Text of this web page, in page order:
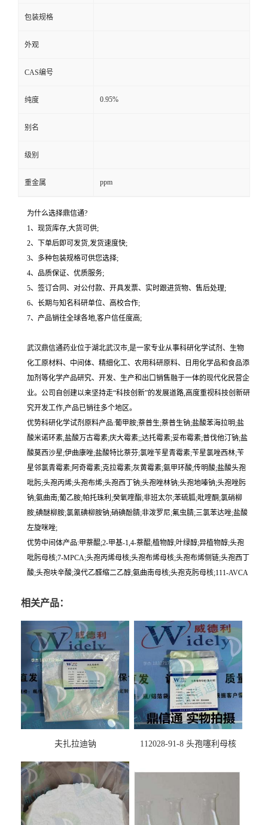
包装规格
外观
CAS编号
纯度 0.95%
别名
级别
重金属 ppm
为什么选择鼎信通?
1、现货库存,大货可供;
2、下单后即可发货,发货速度快;
3、多种包装规格可供您选择;
4、品质保证、优质服务;
5、签订合同、对公付款、开具发票、实时跟进货物、售后处理;
6、长期与知名科研单位、高校合作;
7、产品销往全球各地,客户信任度高;
武汉鼎信通药业位于湖北武汉市,是一家专业从事科研化学试剂、生物
化工原材料、中间体、精细化工、农用科研原料、日用化学品和食品添
加剂等化学产品研究、开发、生产和出口销售融于一体的现代化民营企
业。公司自创建以来坚持走“科技创新”的发展道路,高度重视科技创新研
究开发工作,产品已销往多个地区。
优势科研化学试剂原料产品:葡甲胺;萘普生;萘普生钠;盐酸苯海拉明;盐
酸米诺环素,盐酸万古霉素;庆大霉素;;达托霉素;妥布霉素;普伐他汀钠;盐
酸莫西沙星;伊曲康唑;盐酸特比萘芬;氯唑苄星青霉素;苄星氯唑西林;苄
星邻氯青霉素;阿奇霉素;克拉霉素;灰黄霉素;氨甲环酸;传明酸;盐酸头孢
吡肟;头孢丙烯;头孢布烯;头孢西丁钠;头孢唑林钠;头孢地嗪钠;头孢唑肟
钠;氨曲南;葡乙胺;帕托珠利;癸氧喹酯;非班太尔;苯硫胍;吡喹酮;氯硝柳
胺;碘醚柳胺;氯氰碘柳胺钠;硝碘酚腈;非泼罗尼;氟虫腈;三氯苯达唑;盐酸
左旋咪唑;
优势中间体产品:甲萘醌;2-甲基-1,4-萘醌;植物醇;叶绿醇;异植物醇;头孢
吡肟母核;7-MPCA;头孢丙烯母核;头孢布烯母核;头孢布烯侧链;头孢西丁
酸;头孢呋辛酸;溴代乙醛缩二乙醇;氨曲南母核;头孢克肟母核;111-AVCA
相关产品：
夫扎拉迪钠
112028-91-8 头孢噻利母核